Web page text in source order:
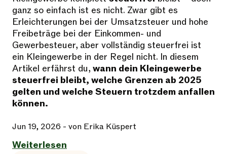
ganz so einfach ist es nicht. Zwar gibt es
Erleichterungen bei der Umsatzsteuer und hohe
Freibeträge bei der Einkommen- und
Gewerbesteuer, aber vollständig steuerfrei ist
ein Kleingewerbe in der Regel nicht. In diesem
Artikel erfährst du, wann dein Kleingewerbe
steuerfrei bleibt, welche Grenzen ab 2025
gelten und welche Steuern trotzdem anfallen
können.
Jun 19, 2026 - von Erika Küspert
Weiterlesen